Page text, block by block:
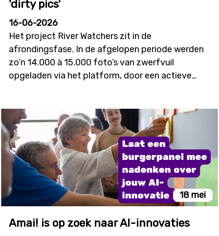
'dirty pics'
16-06-2026
Het project River Watchers zit in de
afrondingsfase. In de afgelopen periode werden
zo’n 14.000 à 15.000 foto’s van zwerfvuil
opgeladen via het platform, door een actieve
grote hoeveelheden foto’s aanleveren. Om nog
meer vrijwilligers te betrekken, lanceerde River
Watchers trouwens een opvallende campagne
met de slogan ‘Send dirty pics’, in samenwerking
met JCDecaux. Het concept werd ontwikkeld
door studenten van de KDG Hogeschool en
verder uitgewerkt door Berlin Creative Studio,
met zichtbaarheid onder meer via affiches en een
maandlange aanwezigheid aan de kassa’s van
18 mei
Amai! is op zoek naar AI-innovaties